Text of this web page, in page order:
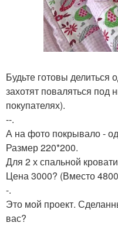
Будьте готовы
захотят поваляться
покупателях).
--.
А на фото покрывало -
Размер 220*200.
Для 2 х спальной
Цена 3000? (Вместо
-.
Это мой проект.
вас?